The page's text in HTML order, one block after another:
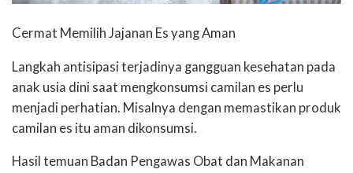
Cermat Memilih Jajanan Es yang Aman
Langkah antisipasi terjadinya gangguan kesehatan pada
anak usia dini saat mengkonsumsi camilan es perlu
menjadi perhatian. Misalnya dengan memastikan produk
camilan es itu aman dikonsumsi.
Hasil temuan Badan Pengawas Obat dan Makanan